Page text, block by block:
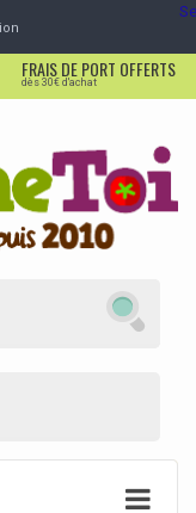
FRAIS DE PORT OFFERTS
dès 30€ d'achat